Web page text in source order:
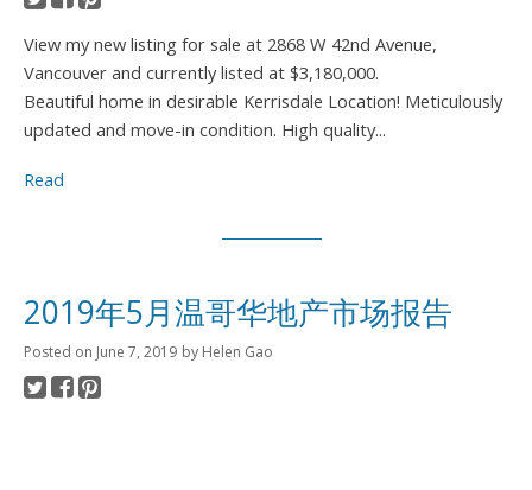
View my new listing for sale at 2868 W 42nd Avenue,
Vancouver and currently listed at $3,180,000.
Beautiful home in desirable Kerrisdale Location! Meticulously
updated and move-in condition. High quality...
Read
2019年5月温哥华地产市场报告
Posted on June 7, 2019 by Helen Gao